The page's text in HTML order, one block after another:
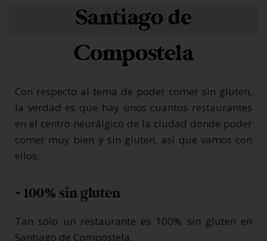
Santiago de
Compostela
Con respecto al tema de poder comer sin gluten,
la verdad es que hay unos cuantos restaurantes
en el centro neurálgico de la ciudad donde poder
comer muy bien y sin gluten, así que vamos con
ellos:
- 100% sin gluten
Tan sólo un restaurante es 100% sin gluten en
Santiago de Compostela.